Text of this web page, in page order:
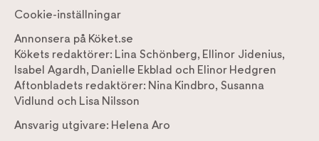
Cookie-inställningar
Annonsera på Köket.se
Kökets redaktörer: Lina Schönberg, Ellinor Jidenius,
Isabel Agardh, Danielle Ekblad och Elinor Hedgren
Aftonbladets redaktörer: Nina Kindbro, Susanna
Vidlund och Lisa Nilsson
Ansvarig utgivare: Helena Aro